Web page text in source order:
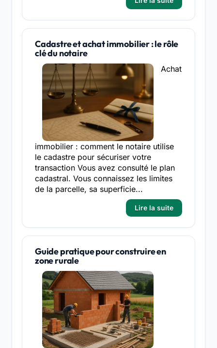
Cadastre et achat immobilier : le rôle
clé du notaire
Achat
immobilier : comment le notaire utilise
le cadastre pour sécuriser votre
transaction Vous avez consulté le plan
cadastral. Vous connaissez les limites
de la parcelle, sa superficie...
Lire la suite
Guide pratique pour construire en
zone rurale